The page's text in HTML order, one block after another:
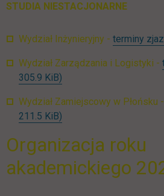
STUDIA NIESTACJONARNE
Wydział Inżynieryjny - terminy
Wydział Zarządzania i Logistyki -
305.9 KiB)
Wydział Zamiejscowy w Płońsku -
211.5 KiB)
Organizacja roku
akademickiego